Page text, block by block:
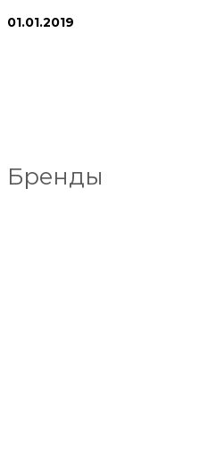
01.01.2019
Бренды